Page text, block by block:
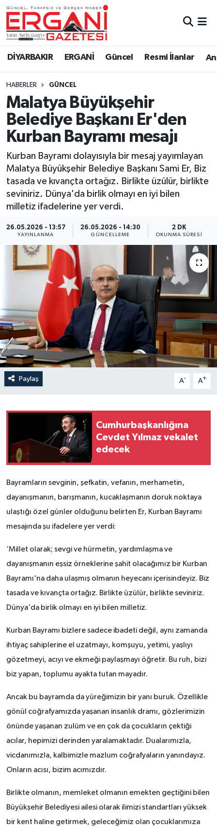
DİYARBAKIR ERGANİ Güncel Resmi İlanlar
HABERLER GÜNCEL
Malatya Büyükşehir
Belediye Başkanı Er'den
Kurban Bayramı mesajı
Kurban Bayramı dolayısıyla bir mesaj yayımlayan
Malatya Büyükşehir Belediye Başkanı Sami Er, Biz
tasada ve kıvançta ortağız. Birlikte üzülür, birlikte
seviniriz. Dünya'da birlik olmayı en iyi bilen
milletiz ifadelerine yer verdi.
26.05.2026 - 13:57
YAYINLANMA
26.05.2026 - 14:30
GÜNCELLEME
2 DK
OKUNMA SÜRESI
Paylaş A- A+
Cumhurbaşkanlığına
Cevdet Yılmaz vekalet
edecek
Bayramların sevginin, şefkatin, vefanın, merhametin,
dayanışmanın, barışmanın, kucaklaşmanın doruk noktaya
ulaştığı özel günler olduğunu belirten Er, Kurban Bayramı
mesajında şu ifadelere yer verdi:
'Millet olarak; sevgi ve hürmetin, yardımlaşma ve
dayanışmanın eşsiz örneklerine şahit olacağımız bir Kurban
Bayramı'na daha ulaşmış olmanın heyecanı içerisindeyiz. Biz
tasada ve kıvançta ortağız. Birlikte üzülür, birlikte seviniriz.
Dünya'da birlik olmayı en iyi bilen milletiz.
Kurban Bayramı bizlere sadece ibadeti değil, aynı zamanda
ihtiyaç sahiplerine el uzatmayı, komşuyu, yetimi, yaşlıyı
gözetmeyi, acıyı ve ekmeği paylaşmayı öğretir. Bu ruh, bizi
biz yapan, toplumu ayakta tutan mayadır.
Ancak bu bayramda da yüreğimizin bir yanı buruk. Özellikle
gönül coğrafyamızda yaşanan insanlık dramı, gözlerimizin
önünde yaşanan zulüm ve en çok da çocukların çektiği
acılar, hepimizi derinden yaralamaktadır. Dualarımızla,
vicdanımızla, kalbimizle mazlum coğrafyaların yanındayız.
Onların acısı, bizim acımızdır.
Birlikte olmanın, memleket olmanın emekten geçtiğini bilen
Büyükşehir Belediyesi ailesi olarak ilimizi standartları yüksek
bir kent haline getirmek, geleceğimiz olan çocuklarımıza
DİYARBAKIR
BİSMİL
BAĞLAR
ERGANİ
Güncel
Eği̇ti̇m
Resmi İlanlar
Sağlık
Si̇yaset
Spor
Yaşam
Anali̇z
Bi̇li̇m & Teknoloji̇
Dünya
Eği̇ti̇m
Ergani Nöbetçi Eczaneler
Ergani Hava Durumu
Ergani Trafik Yoğunluk Haritası
Süper Lig Puan Durumu ve Fikstür
Tüm Manşetler
Son Dakika Haberleri
Haber Arşivi